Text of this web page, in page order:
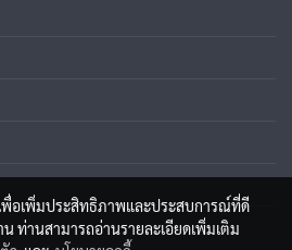
พื่อเพิ่มประสิทธิภาพและประสบการณ์ที่ดี
น ท่านสามารถอ่านรายละเอียดเพิ่มเติม